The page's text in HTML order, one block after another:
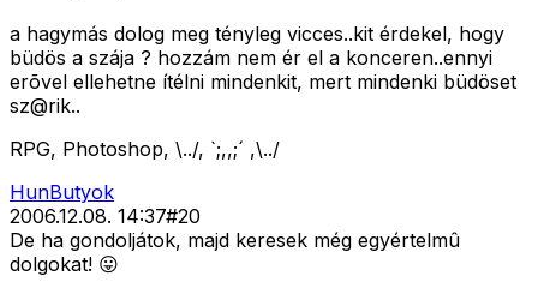
a hagymás dolog meg tényleg vicces..kit érdekel, hogy
büdös a szája ? hozzám nem ér el a konceren..ennyi
erõvel ellehetne ítélni mindenkit, mert mindenki büdöset
sz@rik..
RPG, Photoshop, \../, `;,,;´ ,\../
HunButyok
2006.12.08. 14:37#20
De ha gondoljátok, majd keresek még egyértelmû
dolgokat! 😛